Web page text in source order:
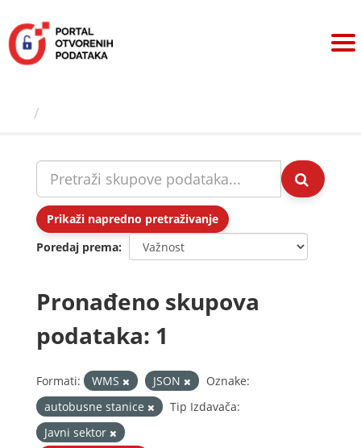
sadržaj
Prikaži napredno pretraživanje
Poredaj prema
Pronađeno skupova
podataka: 1
Formati: WMS JSON
Oznake:
autobusne stanice
Tip Izdavača:
Javni sektor